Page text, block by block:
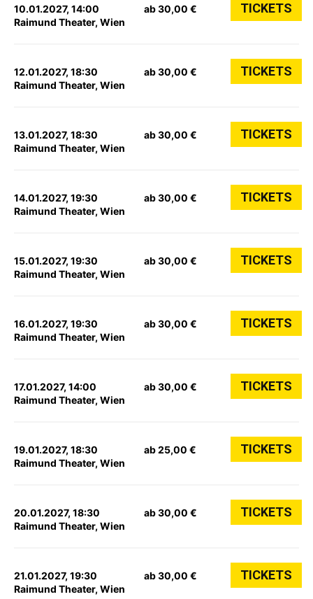
10.01.2027, 14:00
Raimund Theater, Wien
ab 30,00 € TICKETS
12.01.2027, 18:30
Raimund Theater, Wien
ab 30,00 € TICKETS
13.01.2027, 18:30
Raimund Theater, Wien
ab 30,00 € TICKETS
14.01.2027, 19:30
Raimund Theater, Wien
ab 30,00 € TICKETS
15.01.2027, 19:30
Raimund Theater, Wien
ab 30,00 € TICKETS
16.01.2027, 19:30
Raimund Theater, Wien
ab 30,00 € TICKETS
17.01.2027, 14:00
Raimund Theater, Wien
ab 30,00 € TICKETS
19.01.2027, 18:30
Raimund Theater, Wien
ab 25,00 € TICKETS
20.01.2027, 18:30
Raimund Theater, Wien
ab 30,00 € TICKETS
21.01.2027, 19:30
Raimund Theater, Wien
ab 30,00 € TICKETS